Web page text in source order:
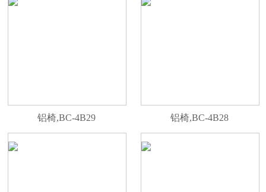
铝椅,BC-4B29 铝椅,BC-4B28